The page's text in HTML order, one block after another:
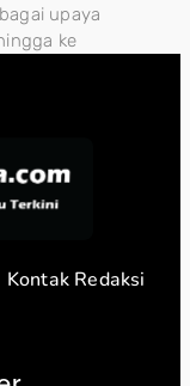
upaya
ke
Kontak Redaksi